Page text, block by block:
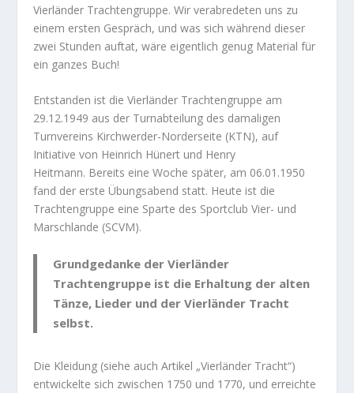
Vierländer Trachtengruppe. Wir verabredeten uns zu
einem ersten Gespräch, und was sich während dieser
zwei Stunden auftat, wäre eigentlich genug Material für
ein ganzes Buch!
Entstanden ist die Vierländer Trachtengruppe am
29.12.1949 aus der Turnabteilung des damaligen
Turnvereins Kirchwerder-Norderseite (KTN), auf
Initiative von Heinrich Hünert und Henry
Heitmann. Bereits eine Woche später, am 06.01.1950
fand der erste Übungsabend statt. Heute ist die
Trachtengruppe eine Sparte des Sportclub Vier- und
Marschlande (SCVM).
Grundgedanke der Vierländer
Trachtengruppe ist die Erhaltung der alten
Tänze, Lieder und der Vierländer Tracht
selbst.
Die Kleidung (siehe auch Artikel „Vierländer Tracht“)
entwickelte sich zwischen 1750 und 1770, und erreichte